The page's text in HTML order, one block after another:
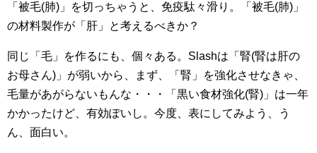
「被毛(肺)」を切っちゃうと、免疫駄々滑り。「被毛(肺)」
の材料製作が「肝」と考えるべきか？
同じ「毛」を作るにも、個々ある。Slashは「腎(腎は肝の
お母さん)」が弱いから、まず、「腎」を強化させなきゃ、
毛量があがらないもんな・・・「黒い食材強化(腎)」は一年
かかったけど、有効ぽいし。今度、表にしてみよう、う
ん、面白い。